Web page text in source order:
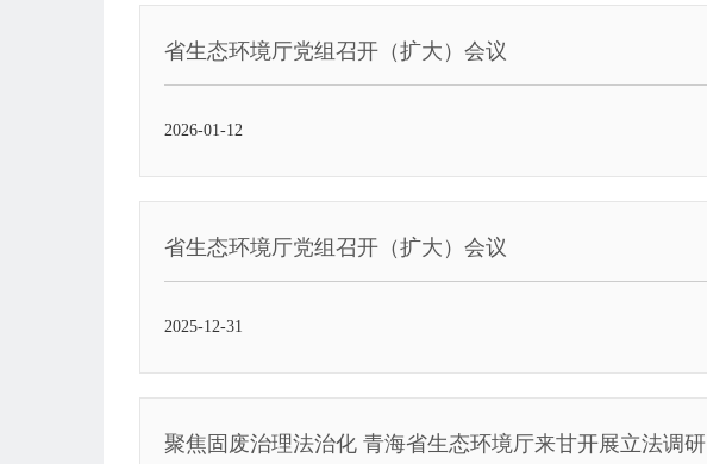
省生态环境厅党组召开（扩大）会议
2026-01-12
省生态环境厅党组召开（扩大）会议
2025-12-31
聚焦固废治理法治化 青海省生态环境厅来甘开展立法调研